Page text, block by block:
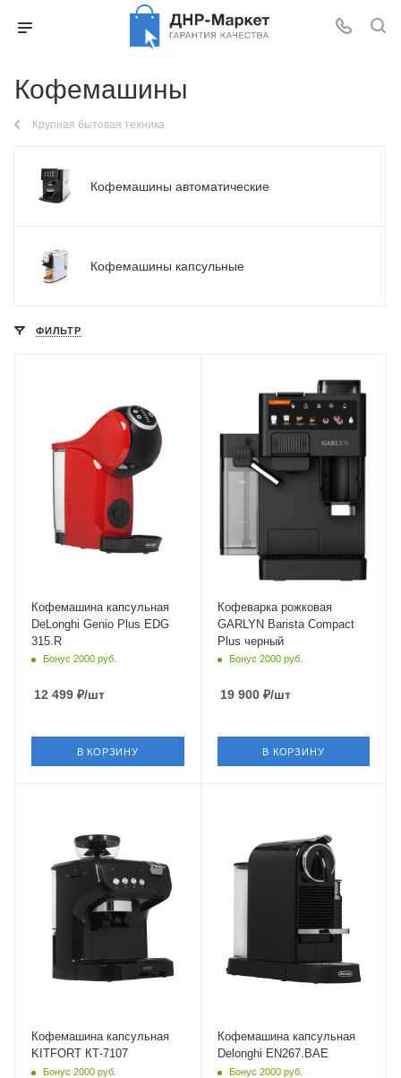
Кофемашины
Крупная бытовая техника
Кофемашины автоматические
Кофемашины капсульные
ФИЛЬТР
Длина сетевого шнура
Глубина
40 см
Кофемашина капсульная
DeLonghi Genio Plus EDG
315.R
Бонус 2000 руб.
12 499 ₽/шт
В КОРЗИНУ
пластик
1350 Вт
Длина сетевого шнура
0.62 м
Кофеварка рожковая
GARLYN Barista Compact
Plus черный
Бонус 2000 руб.
19 900₽/шт
В КОРЗИНУ
Мощность
1560 Вт
Кофемашина капсульная
KITFORT КТ-7107
Бонус 2000 руб.
Мощность
1710 Вт
Кофемашина капсульная
Delonghi EN267.BAE
Бонус 2000 руб.